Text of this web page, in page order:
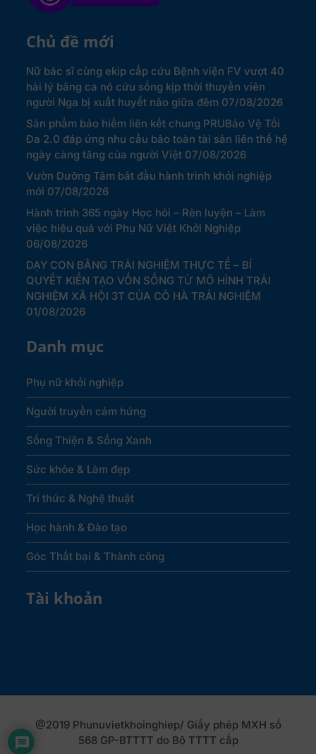
Chủ đề mới
Nữ bác sĩ cùng ekip cấp cứu Bệnh viện FV vượt 40
hải lý bằng ca nô cứu sống kịp thời thuyền viên
người Nga bị xuất huyết não giữa đêm 07/08/2026
Sản phẩm bảo hiểm liên kết chung PRUBảo Vệ Tối
Đa 2.0 đáp ứng nhu cầu bảo toàn tài sản liên thế hệ
ngày càng tăng của người Việt 07/08/2026
Vườn Dưỡng Tâm bắt đầu hành trình khởi nghiệp
mới 07/08/2026
Hành trình 365 ngày Học hỏi – Rèn luyện – Làm
việc hiệu quả với Phụ Nữ Việt Khởi Nghiệp
06/08/2026
DẠY CON BẰNG TRẢI NGHIỆM THỰC TẾ – BÍ
QUYẾT KIẾN TẠO VỐN SỐNG TỪ MÔ HÌNH TRẢI
NGHIỆM XÃ HỘI 3T CỦA CÔ HÀ TRẢI NGHIỆM
01/08/2026
Danh mục
Phụ nữ khởi nghiệp
Người truyền cảm hứng
Sống Thiện & Sống Xanh
Sức khỏe & Làm đẹp
Tri thức & Nghệ thuật
Học hành & Đào tạo
Góc Thất bại & Thành công
Tài khoản
@2019 Phunuvietkhoinghiep/ Giấy phép MXH số
568 GP-BTTTT do Bộ TTTT cấp